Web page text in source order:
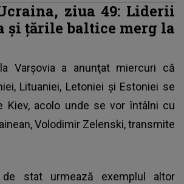
ziua 49: Liderii
şi ţările baltice merg la
Varşovia a anunţat miercuri că
Lituaniei, Letoniei şi Estoniei se
Kiev, acolo unde se vor întâlni cu
Volodimir Zelenski, transmite
stat urmează exemplul altor